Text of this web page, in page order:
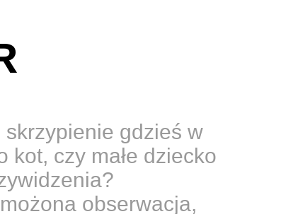
skrzypienie gdzieś w
kot, czy małe dziecko
obserwacja,